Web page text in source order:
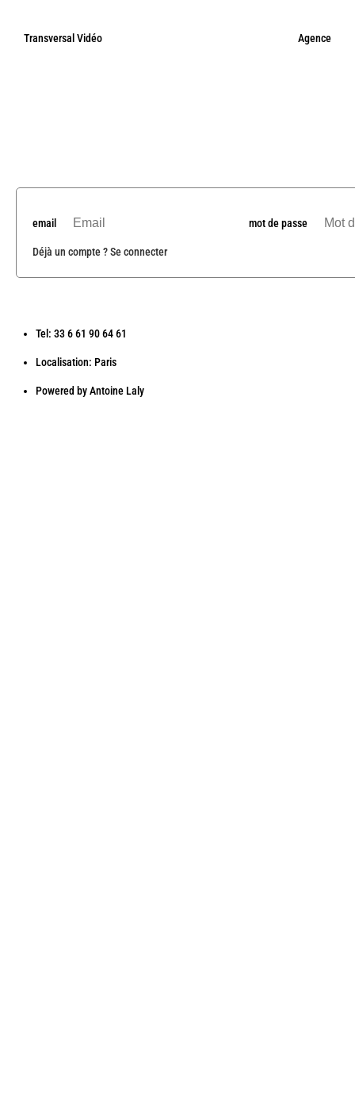
Transversal Vidéo Agence
email mot de passe
Déjà un compte ? Se connecter
Tel: 33 6 61 90 64 61
Localisation: Paris
Powered byAntoine Laly